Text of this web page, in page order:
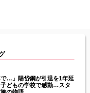
で…」陽岱鋼が引退を1年延
どもの学校で感動…スタ